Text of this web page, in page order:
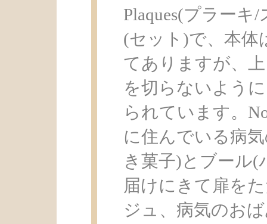
Plaques(プラー
(セット)で、本体
てありますが、
を切らないよう
られています。
に住んでいる病
き菓子)とブール
届けにきて扉を
ジュ、病気のお